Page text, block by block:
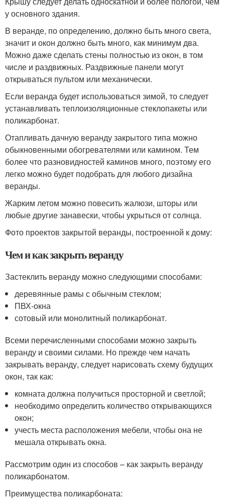
у основного здания.
В веранде, по определению, должно быть много света,
значит и окон должно быть много, как минимум два.
Можно даже сделать стены полностью из окон, в том
числе и раздвижных. Раздвижные панели могут
открываться пультом или механически.
Если веранда будет использоваться зимой, то следует
устанавливать теплоизоляционные стеклопакеты или
поликарбонат.
Отапливать дачную веранду закрытого типа можно
обыкновенными обогревателями или камином. Тем
более что разновидностей каминов много, поэтому его
легко можно будет подобрать для любого дизайна
веранды.
Жарким летом можно повесить жалюзи, шторы или
любые другие занавески, чтобы укрыться от солнца.
Фото проектов закрытой веранды, построенной к дому:
Чем и как закрыть веранду
Застеклить веранду можно следующими способами:
деревянные рамы с обычным стеклом;
ПВХ-окна
сотовый или монолитный поликарбонат.
Всеми перечисленными способами можно закрыть
веранду и своими силами. Но прежде чем начать
закрывать веранду, следует нарисовать схему будущих
окон, так как:
комната должна получиться просторной и светлой;
необходимо определить количество открывающихся
окон;
учесть места расположения мебели, чтобы она не
мешала открывать окна.
Рассмотрим один из способов – как закрыть веранду
поликарбонатом.
Преимущества поликарбоната: